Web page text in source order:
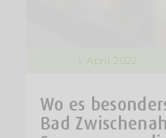
1. April 2022
Wo es
Bad